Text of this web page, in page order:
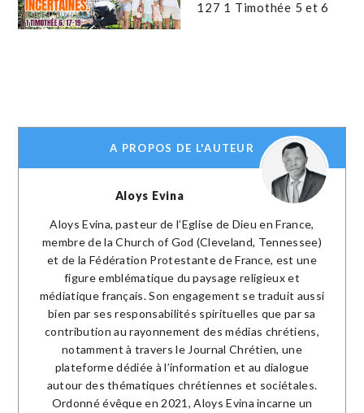
127 1 Timothée 5 et 6
A PROPOS DE L'AUTEUR
Aloys Evina
Aloys Evina, pasteur de l’Eglise de Dieu en France,
membre de la Church of God (Cleveland, Tennessee)
et de la Fédération Protestante de France, est une
figure emblématique du paysage religieux et
médiatique français. Son engagement se traduit aussi
bien par ses responsabilités spirituelles que par sa
contribution au rayonnement des médias chrétiens,
notamment à travers le Journal Chrétien, une
plateforme dédiée à l’information et au dialogue
autour des thématiques chrétiennes et sociétales.
Ordonné évêque en 2021, Aloys Evina incarne un